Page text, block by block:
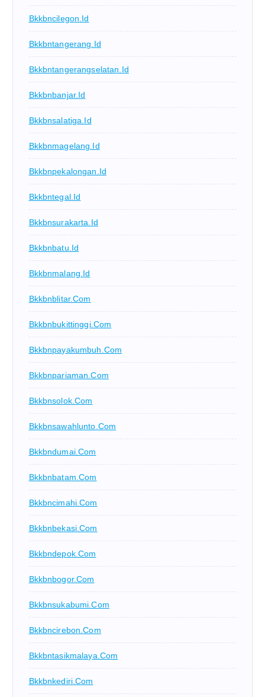
Bkkbncilegon.id
Bkkbntangerang.id
Bkkbntangerangselatan.id
Bkkbnbanjar.id
Bkkbnsalatiga.id
Bkkbnmagelang.id
Bkkbnpekalongan.id
Bkkbntegal.id
Bkkbnsurakarta.id
Bkkbnbatu.id
Bkkbnmalang.id
Bkkbnblitar.com
Bkkbnbukittinggi.com
Bkkbnpayakumbuh.com
Bkkbnpariaman.com
Bkkbnsolok.com
Bkkbnsawahlunto.com
Bkkbndumai.com
Bkkbnbatam.com
Bkkbncimahi.com
Bkkbnbekasi.com
Bkkbndepok.com
Bkkbnbogor.com
Bkkbnsukabumi.com
Bkkbncirebon.com
Bkkbntasikmalaya.com
Bkkbnkediri.com